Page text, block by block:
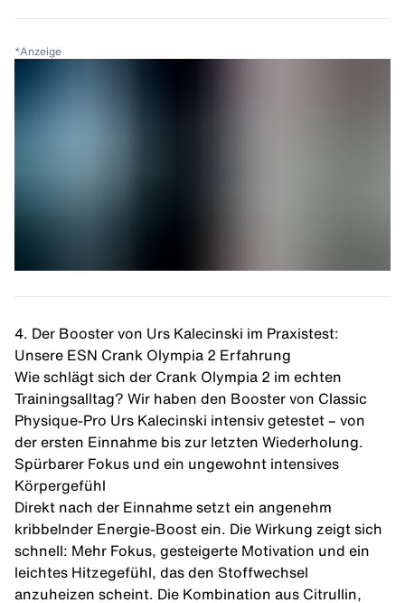
*Anzeige
4. Der Booster von Urs Kalecinski im Praxistest:
Unsere ESN Crank Olympia 2 Erfahrung
Wie schlägt sich der Crank Olympia 2 im echten
Trainingsalltag? Wir haben den Booster von Classic
Physique-Pro Urs Kalecinski intensiv getestet – von
der ersten Einnahme bis zur letzten Wiederholung.
Spürbarer Fokus und ein ungewohnt intensives
Körpergefühl
Direkt nach der Einnahme setzt ein angenehm
kribbelnder Energie-Boost ein. Die Wirkung zeigt sich
schnell: Mehr Fokus, gesteigerte Motivation und ein
leichtes Hitzegefühl, das den Stoffwechsel
anzuheizen scheint. Die Kombination aus Citrullin,